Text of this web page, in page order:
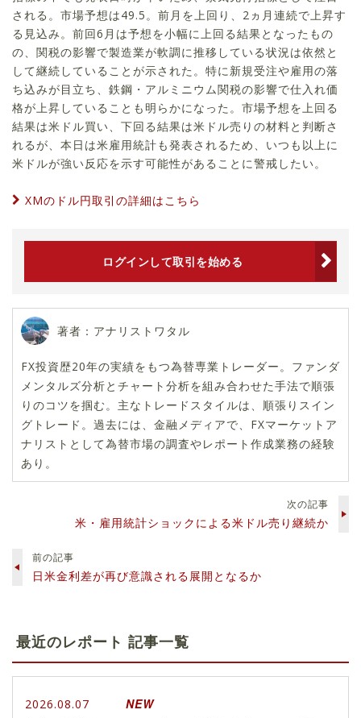
される。市場予想は49.5。前月を上回り、2ヵ月連続で上昇す
る見込み。前回6月は予想を小幅に上回る結果となったもの
の、関税の影響で製造業が軟調に推移している状況は依然と
して継続していることが示された。特に新規受注や雇用の落
ち込みが目立ち、鉄鋼・アルミニウム関税の影響で仕入れ価
格が上昇していることも明らかになった。市場予想を上回る
結果は米ドル買い、下回る結果は米ドル売りの材料と判断さ
れるが、本日は米雇用統計も発表されるため、いつも以上に
米ドルが強い反応を示す可能性があることに警戒したい。
XMのドル円取引の詳細はこちら
ログインして取引を始める
著者：アナリストワタル
FX投資歴20年の実績をもつ為替専業トレーダー。ファンダ
メンタルズ分析とチャート分析を組み合わせた手法で順張
りのコツを掴む。主なトレードスタイルは、順張りスイン
グトレード。過去には、金融メディアで、FXマーケットア
ナリストとして為替市場の調査やレポート作成業務の経験
あり。
前の記事
日米金利差が再び意識される展開となるか
次の記事
米・雇用統計ショックによる米ドル売り継続か
最近のレポート 記事一覧
2026.08.07 NEW